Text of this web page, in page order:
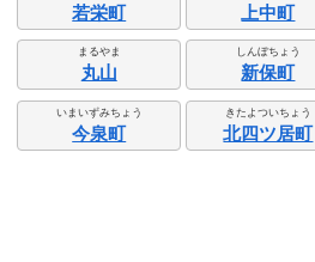
若栄町 上中町
まるやま
丸山
しんぼちょう
新保町
いまいずみちょう
今泉町
きたよついちょう
北四ツ居町